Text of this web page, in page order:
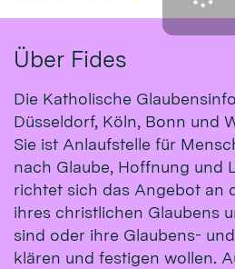
Über Fides
Die Katholische
Düsseldorf, Köln, Bonn und
Sie ist Anlaufstelle für
nach Glaube, Hoffnung und
richtet sich das Angebot an
ihres christlichen Glaubens
sind oder ihre Glaubens-
klären und festigen wollen.